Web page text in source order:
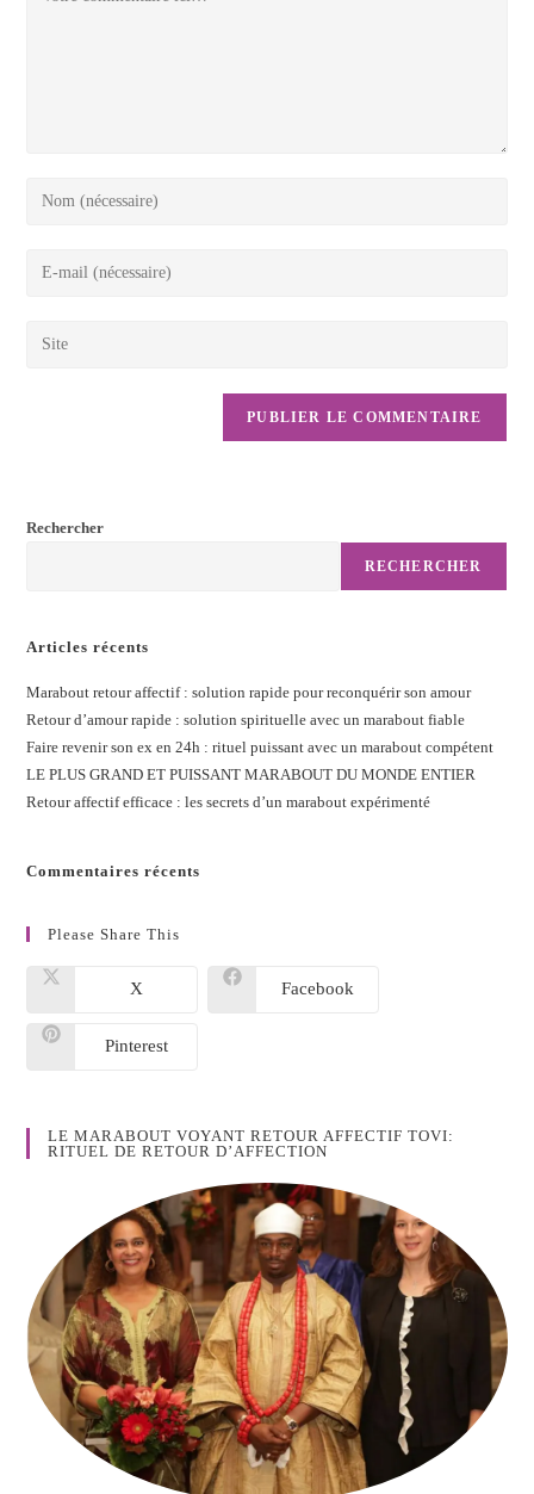
Rechercher
RECHERCHER
Articles récents
Marabout retour affectif : solution rapide pour reconquérir son amour
Retour d’amour rapide : solution spirituelle avec un marabout fiable
Faire revenir son ex en 24h : rituel puissant avec un marabout compétent
LE PLUS GRAND ET PUISSANT MARABOUT DU MONDE ENTIER
Retour affectif efficace : les secrets d’un marabout expérimenté
Commentaires récents
Please Share This
X Facebook
Pinterest
LE MARABOUT VOYANT RETOUR AFFECTIF TOVI:
RITUEL DE RETOUR D’AFFECTION